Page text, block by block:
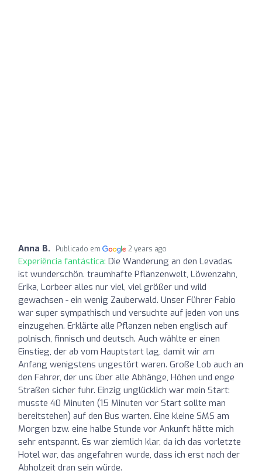
Anna B. Publicado em 2 years ago
Experiência fantástica: Die Wanderung an den Levadas
ist wunderschön. traumhafte Pflanzenwelt, Löwenzahn,
Erika, Lorbeer alles nur viel, viel größer und wild
gewachsen - ein wenig Zauberwald. Unser Führer Fabio
war super sympathisch und versuchte auf jeden von uns
einzugehen. Erklärte alle Pflanzen neben englisch auf
polnisch, finnisch und deutsch. Auch wählte er einen
Einstieg, der ab vom Hauptstart lag, damit wir am
Anfang wenigstens ungestört waren. Große Lob auch an
den Fahrer, der uns über alle Abhänge, Höhen und enge
Straßen sicher fuhr. Einzig unglücklich war mein Start:
musste 40 Minuten (15 Minuten vor Start sollte man
bereitstehen) auf den Bus warten. Eine kleine SMS am
Morgen bzw. eine halbe Stunde vor Ankunft hätte mich
sehr entspannt. Es war ziemlich klar, da ich das vorletzte
Hotel war, das angefahren wurde, dass ich erst nach der
Abholzeit dran sein würde.